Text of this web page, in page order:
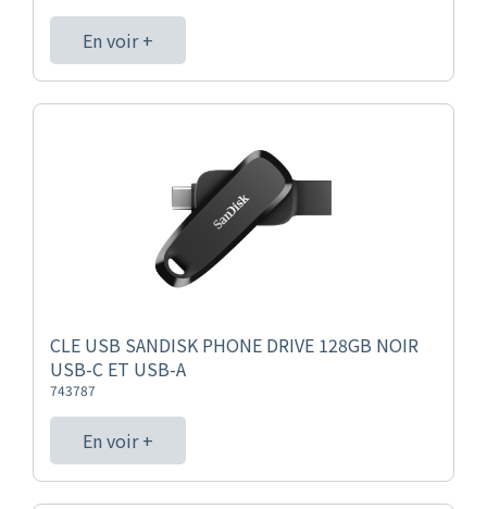
En voir +
CLE USB SANDISK PHONE DRIVE 128GB NOIR
USB-C ET USB-A
743787
En voir +